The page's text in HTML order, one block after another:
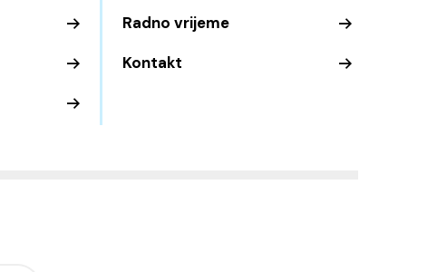
Radno vrijeme
Kontakt